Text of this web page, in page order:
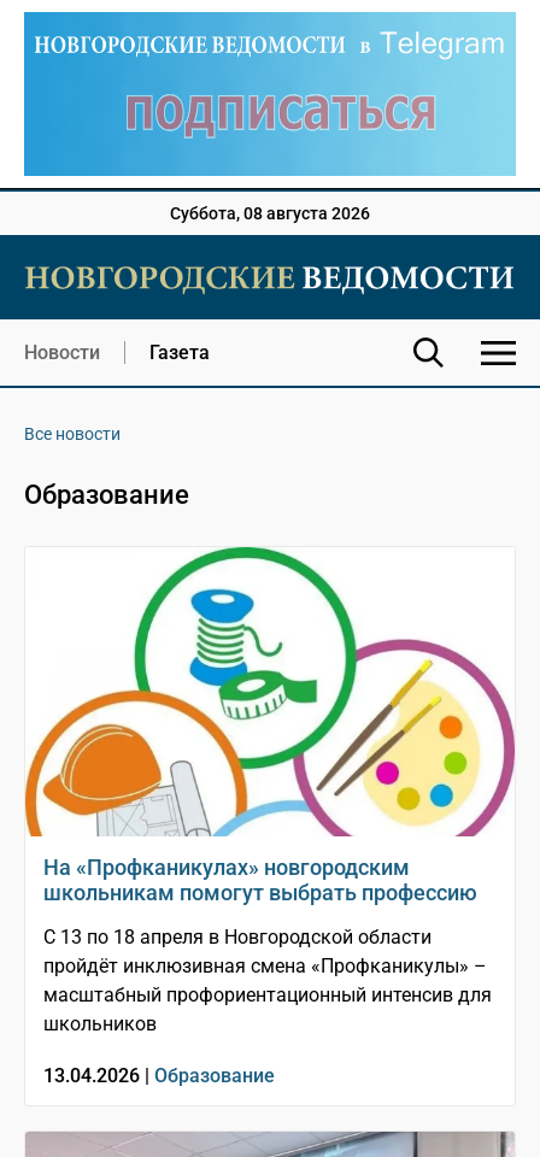
Суббота, 08 августа 2026
Новости Газета
Все новости
Образование
На «Профканикулах» новгородским
школьникам помогут выбрать профессию
С 13 по 18 апреля в Новгородской области
пройдёт инклюзивная смена «Профканикулы» –
масштабный профориентационный интенсив для
школьников
13.04.2026 | Образование